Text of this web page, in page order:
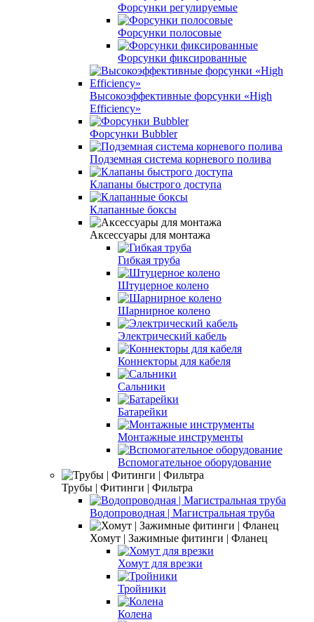
Форсунки регулируемые
Форсунки полосовые
Форсунки фиксированные
Высокоэффективные форсунки «High
Efficiency»
Форсунки Bubbler
Подземная система корневого полива
Клапаны быстрого доступа
Клапанные боксы
Аксессуары для монтажа
Гибкая труба
Штуцерное колено
Шарнирное колено
Электрический кабель
Коннекторы для кабеля
Сальники
Батарейки
Монтажные инструменты
Вспомогательное оборудование
Трубы | Фитинги | Фильтра
Водопроводная | Магистральная труба
Хомут | Зажимные фитинги | Фланец
Хомут для врезки
Тройники
Колена